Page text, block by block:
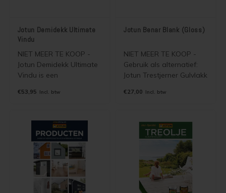
Jotun Demidekk Ultimate
Vindu
NIET MEER TE KOOP -
Jotun Demidekk Ultimate
Vindu is een
(dekkende beits) voor
boeiboorden,
dakkapellen.
€53,95 Incl. btw
Jotun Benar Blank (Gloss)
NIET MEER TE KOOP -
Gebruik als alternatief:
Jotun Trestjerner Gulvlakk
UVR
€27,00 Incl. btw